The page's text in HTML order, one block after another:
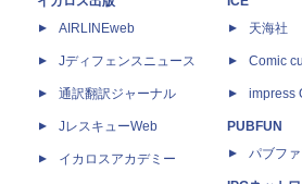
AIRLINEweb
Jディフェンスニュース
通訳翻訳ジャーナル
JレスキューWeb
イカロスアカデミー
天海社
Comic
impress
PUBFUN
パブフ